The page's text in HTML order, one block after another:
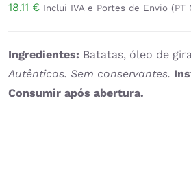
18.11 € Inclui IVA e Portes de Envio (PT
Ingredientes: Batatas, óleo de
Autênticos. Sem conservantes.
Consumir após abertura.